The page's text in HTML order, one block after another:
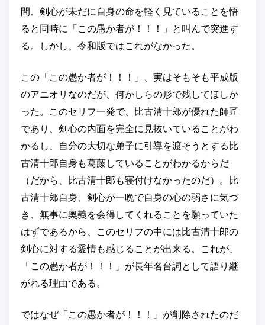
間、剣心が未だに自身の命を軽く見ていることを悟
ると同時に「この愚か者が！！！」と叫んで突進す
る。しかし、令和版ではこれがなかった。
この「この愚か者が！！！」、実はそもそも平成版
のアニオリなのだが、何かしらの形で残してほしか
った。このセリフ一発で、比古清十郎が優れた師匠
であり、剣心の内面を完全に見抜いていることがわ
かるし、自分の大切な弟子に引導を渡そうとする比
古清十郎自身も葛藤していることがわかるからだ
（だから、比古清十郎も寝付けなかったのだ）。比
古清十郎自身、剣心が一晩で自身の心の弱さに気づ
き、無事に奥義を会得してくれることを願っていた
はずであるから、このセリフの中には比古清十郎の
剣心に対する愛情も感じることが出来る。これが、
「この愚か者が！！！」が長年名台詞として語り継
がれる理由である。
ではなぜ「この愚か者が！！！」が削除されたのだ